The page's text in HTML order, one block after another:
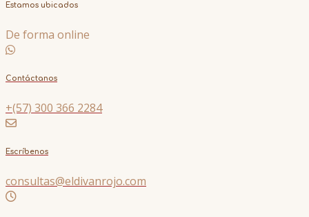
Estamos ubicados
De forma online
Contáctanos
+(57) 300 366 2284
Escríbenos
consultas@eldivanrojo.com